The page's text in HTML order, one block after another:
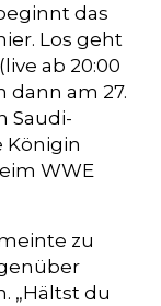
das
Los geht
ab 20:00
dann am 27.
Saudi-
Königin
WWE
zu
„Hältst du